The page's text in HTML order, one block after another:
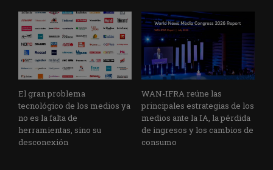
El gran problema
tecnológico de los medios ya
no es la falta de
herramientas, sino su
desconexión
WAN-IFRA reúne las
principales estrategias de los
medios ante la IA, la pérdida
de ingresos y los cambios de
consumo